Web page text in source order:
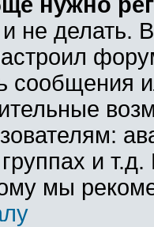
не делать.
сообщения
и
мы